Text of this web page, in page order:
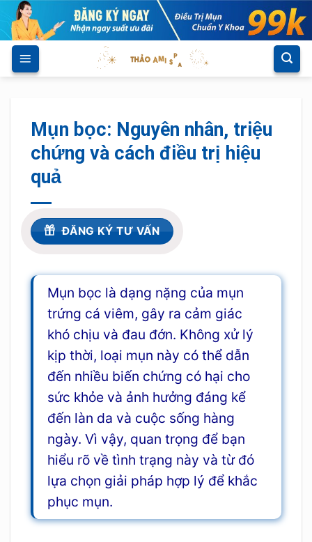
Skip
to
content
Mụn bọc: Nguyên nhân, triệu
chứng và cách điều trị hiệu
quả
ĐĂNG KÝ TƯ VẤN
Mụn bọc là dạng nặng của mụn
trứng cá viêm, gây ra cảm giác
khó chịu và đau đớn. Không xử lý
kịp thời, loại mụn này có thể dẫn
đến nhiều biến chứng có hại cho
sức khỏe và ảnh hưởng đáng kể
đến làn da và cuộc sống hàng
ngày. Vì vậy, quan trọng để bạn
hiểu rõ về tình trạng này và từ đó
lựa chọn giải pháp hợp lý để khắc
phục mụn.